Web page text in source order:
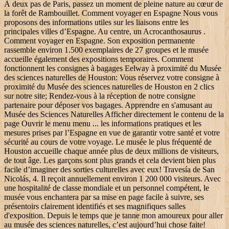
À deux pas de Paris, passez un moment de pleine nature au cœur de
la forêt de Rambouillet. Comment voyager en Espagne Nous vous
proposons des informations utiles sur les liaisons entre les
principales villes d’Espagne. Au centre, un Acrocanthosaurus .
Comment voyager en Espagne. Son exposition permanente
rassemble environ 1.500 exemplaires de 27 groupes et le musée
accueille également des expositions temporaires. Comment
fonctionnent les consignes à bagages Eelway à proximité du Musée
des sciences naturelles de Houston: Vous réservez votre consigne à
proximité du Musée des sciences naturelles de Houston en 2 clics
sur notre site; Rendez-vous à la réception de notre consigne
partenaire pour déposer vos bagages. Apprendre en s'amusant au
Musée des Sciences Naturelles Afficher directement le contenu de la
page Ouvrir le menu menu ... les informations pratiques et les
mesures prises par l’Espagne en vue de garantir votre santé et votre
sécurité au cours de votre voyage. Le musée le plus fréquenté de
Houston accueille chaque année plus de deux millions de visiteurs,
de tout âge. Les garçons sont plus grands et cela devient bien plus
facile d’imaginer des sorties culturelles avec eux! Travesía de San
Nicolás, 4. Il reçoit annuellement environ 1 200 000 visiteurs. Avec
une hospitalité de classe mondiale et un personnel compétent, le
musée vous enchantera par sa mise en page facile à suivre, ses
présentoirs clairement identifiés et ses magnifiques salles
d'exposition. Depuis le temps que je tanne mon amoureux pour aller
au musée des sciences naturelles, c’est aujourd’hui chose faite!